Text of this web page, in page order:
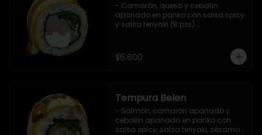
- Camarón, queso y cebollin
apanado en panko con salsa spicy
y salsa teriyaki (8 pzs).
$6.600
Tempura Belen
- Salmon, camarón apanado y
cebollin apanado en panko con
salsa spicy, salsa teriyaki, sésamo